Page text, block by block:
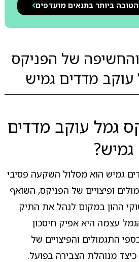
ביותר בתנאים מועדפים
והחשיפה של הפניקס
עוקב מדדים גמיש
גמל עוקב מדדים
גמיש?
גמיש הוא מסלול השקעה פסיבי
ופיצויים של הפניקס, השואף
ההון במקום לנהל את התיק
עצמה היא אפיק חיסכון
התגמולים והפיצויים של
מנוהלת הצבירה בפועל.